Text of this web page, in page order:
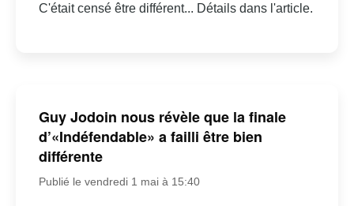
C'était censé être différent... Détails dans l'article.
Guy Jodoin nous révèle que la finale
d’«Indéfendable» a failli être bien
différente
Publié le vendredi 1 mai à 15:40